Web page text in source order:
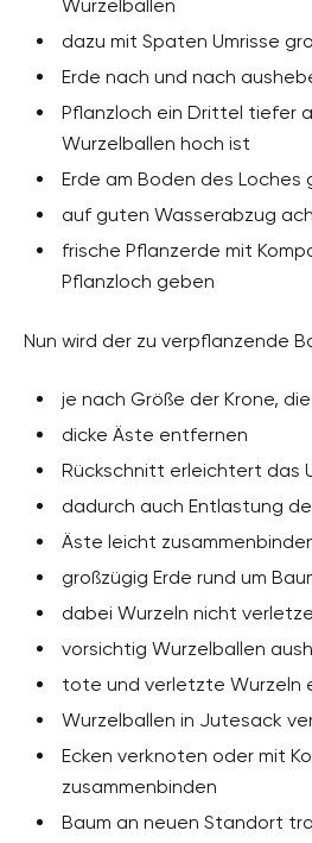
Wurzelballen
dazu mit Spaten Umrisse
Erde nach und nach
Pflanzloch ein Drittel tiefer
Wurzelballen hoch ist
Erde am Boden des Loches
auf guten Wasserabzug
frische Pflanzerde mit
Pflanzloch geben
Nun wird der zu verpflanzende
je nach Größe der Krone,
dicke Äste entfernen
Rückschnitt erleichtert das
dadurch auch Entlastung
Äste leicht
großzügig Erde rund um
dabei Wurzeln nicht
vorsichtig Wurzelballen
tote und verletzte Wurzeln
Wurzelballen in Jutesack
Ecken verknoten oder mit
zusammenbinden
Baum an neuen Standort